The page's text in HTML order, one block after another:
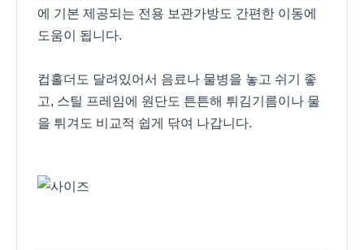
에 기본 제공되는 전용 보관가방도 간편한 이동에
도움이 됩니다.
컵홀더도 달려있어서 음료나 물병을 놓고 쉬기 좋
고, 스틸 프레임에 원단도 튼튼해 튀김기름이나 물
을 튀겨도 비교적 쉽게 닦여 나갑니다.